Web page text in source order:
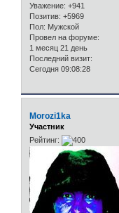
Уважение: +941
Позитив: +5969
Пол: Мужской
Провел на форуме:
1 месяц 21 день
Последний визит:
Сегодня 09:08:28
Morozi1ka
Участник
Рейтинг: